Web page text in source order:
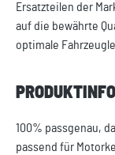
Ersatzteilen der
auf die bewährte
optimale
100% passgenau,
passend für